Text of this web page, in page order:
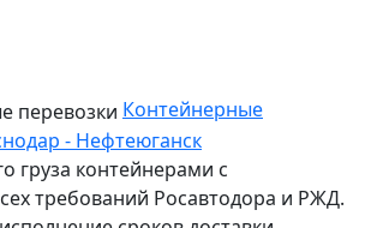
Контейнерные
- Нефтеюганск
груза контейнерами с
требований Росавтодора и РЖД.